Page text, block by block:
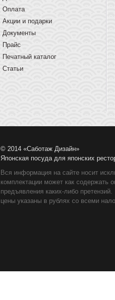
Оплата
Акции и подарки
Документы
Прайс
Печатный каталог
Статьи
© 2014 «Саботаж Дизайн»
Японская посуда для японских
Вся информация на сайте носит
комплектации может как содержать
предъявления каких-либо
цены указаны в рублях со всеми